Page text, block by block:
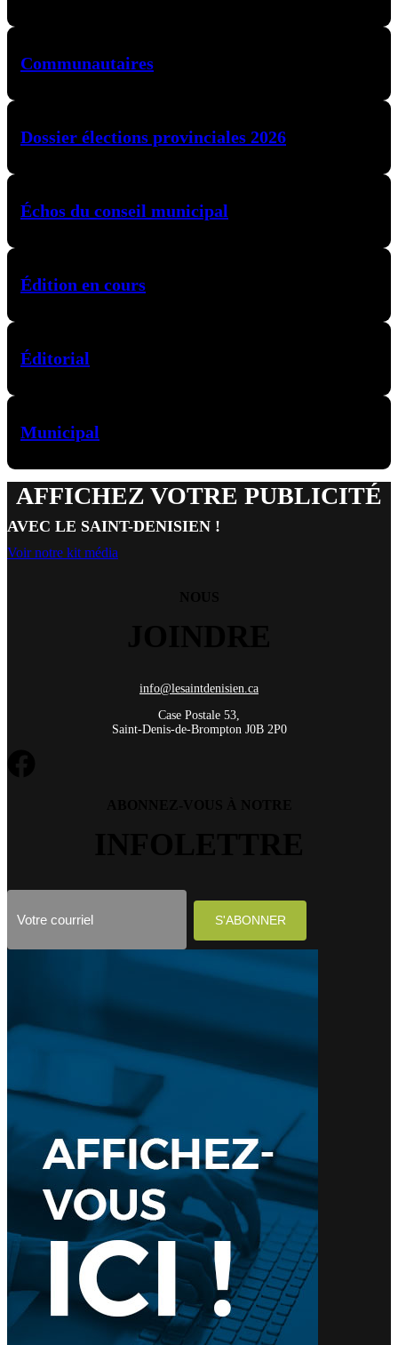
Communautaires
Dossier élections provinciales 2026
Échos du conseil municipal
Édition en cours
Éditorial
Municipal
AFFICHEZ VOTRE PUBLICITÉ
AVEC LE SAINT-DENISIEN !
Voir notre kit média
info@lesaintdenisien.ca
Case Postale 53,
Saint-Denis-de-Brompton J0B 2P0